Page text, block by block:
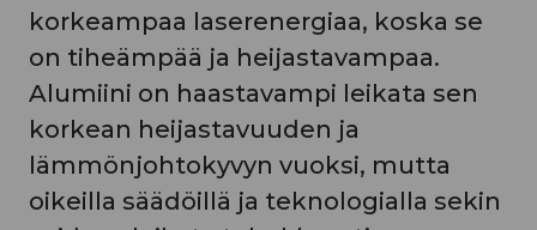
korkeampaa laserenergiaa, koska se
on tiheämpää ja heijastavampaa.
Alumiini on haastavampi leikata sen
korkean heijastavuuden ja
lämmönjohtokyvyn vuoksi, mutta
oikeilla säädöillä ja teknologialla sekin